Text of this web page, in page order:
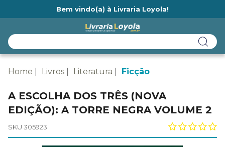
Bem vindo(a) à Livraria Loyola!
Home Livros Literatura Ficção
A ESCOLHA DOS TRÊS (NOVA
EDIÇÃO): A TORRE NEGRA VOLUME 2
SKU 305923